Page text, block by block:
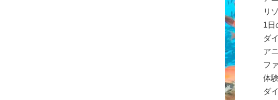
リ
1日
ダ
ア
フ
体
ダ